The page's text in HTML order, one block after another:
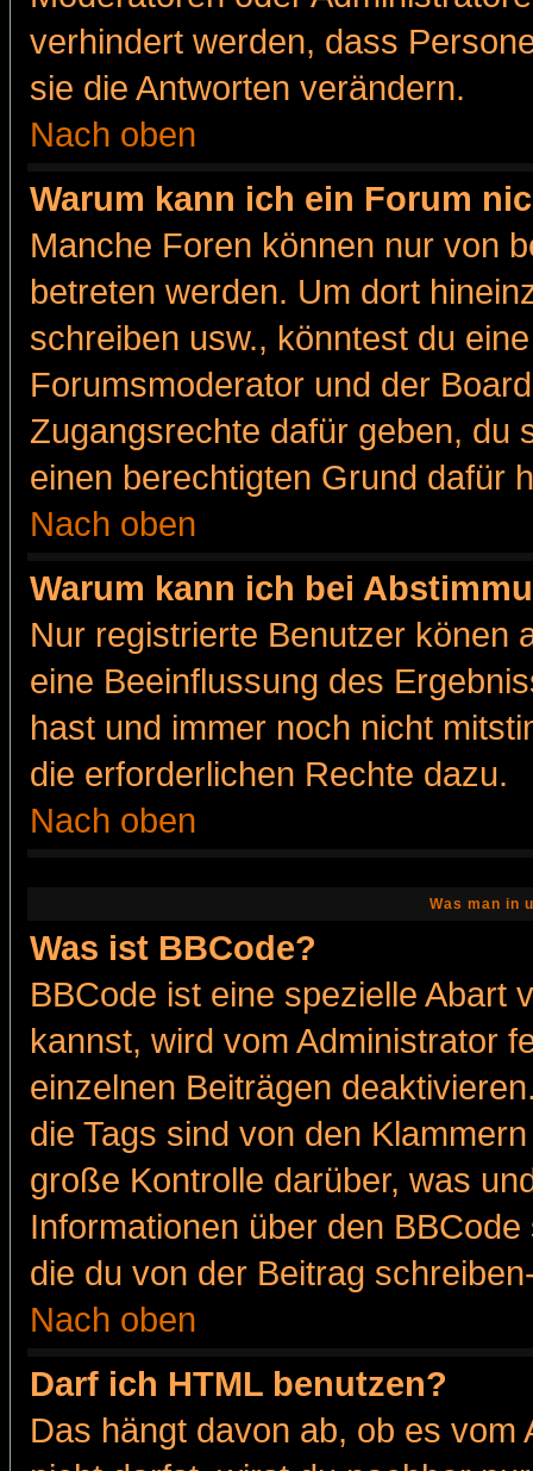
verhindert werden, dass
sie die Antworten verändern.
Nach oben
Warum kann ich ein Forum
Manche Foren können nur von
betreten werden. Um dort
schreiben usw., könntest du
Forumsmoderator und der
Zugangsrechte dafür geben, du
einen berechtigten Grund dafür
Nach oben
Warum kann ich bei
Nur registrierte Benutzer könen
eine Beeinflussung des
hast und immer noch nicht
die erforderlichen Rechte dazu.
Nach oben
Was man in
Was ist BBCode?
BBCode ist eine spezielle Abart
kannst, wird vom Administrator
einzelnen Beiträgen
die Tags sind von den
große Kontrolle darüber, was
Informationen über den
die du von der Beitrag
Nach oben
Darf ich HTML benutzen?
Das hängt davon ab, ob es